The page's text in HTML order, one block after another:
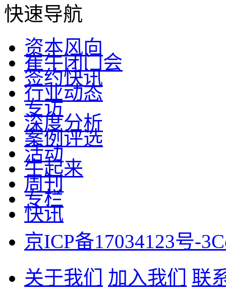
快速导航
资本风向
崔牛闭门会
签约快讯
行业动态
专访
深度分析
案例评选
活动
牛起来
周刊
专栏
快讯
京ICP备17034123号-3
关于我们
加入我们
联